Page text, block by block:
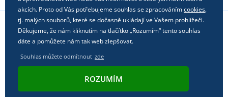
Sledujte nás na sociálních sítích
akcích. Proto od Vás potřebujeme souhlas se zpracovánímcookies,
tj. malých souborů, které se dočasně ukládají ve Vašem prohlížeči.
Děkujeme, že nám kliknutím na tlačítko „Rozumím“ tento souhlas
dáte a pomůžete nám tak web zlepšovat.
Souhlas můžete odmítnout zde
ROZUMÍM